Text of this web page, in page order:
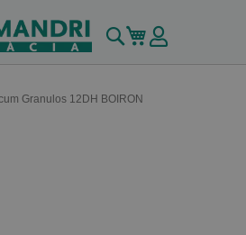
Buscar
Mi carrito
Granulos 12DH BOIRON